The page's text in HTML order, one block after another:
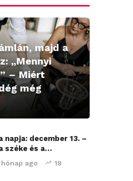
majd a
„Mennyi
– Miért
még
napja: december 13. –
széke és a…
hónap ago 18